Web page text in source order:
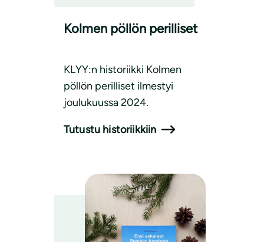
Kolmen pöllön perilliset
KLYY:n historiikki Kolmen
pöllön perilliset ilmestyi
joulukuussa 2024.
Tutustu historiikkiin